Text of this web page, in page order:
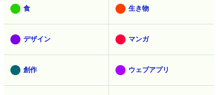
食 生き物
デザイン マンガ
創作 ウェブアプリ